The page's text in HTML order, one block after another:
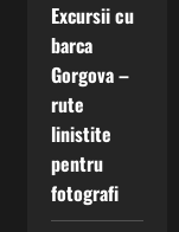
Excursii cu
barca
Gorgova –
rute
linistite
pentru
fotografi